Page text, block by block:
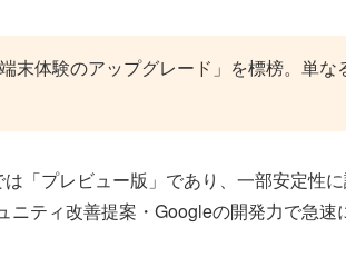
末体験のアップグレード」を標榜。単な
「プレビュー版」であり、一部安定性
ニティ改善提案・Googleの開発力で急速